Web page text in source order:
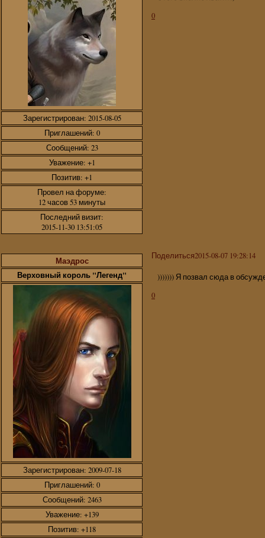
Зарегистрирован: 2015-08-05
Приглашений: 0
Сообщений: 23
Уважение: +1
Позитив: +1
Провел на форуме:
12 часов 53 минуты
Последний визит:
2015-11-30 13:51:05
0
Поделиться2015-08-07 19:28:14
Маэдрос
Верховный король "Легенд"
Зарегистрирован: 2009-07-18
Приглашений: 0
Сообщений: 2463
Уважение: +139
Позитив: +118
))))))) Я позвал сюда в
0